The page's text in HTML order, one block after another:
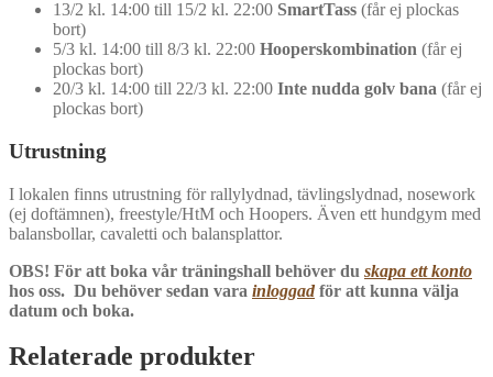
13/2 kl. 14:00 till 15/2 kl. 22:00 SmartTass (får ej plockas
bort)
5/3 kl. 14:00 till 8/3 kl. 22:00 Hooperskombination (får ej
plockas bort)
20/3 kl. 14:00 till 22/3 kl. 22:00 Inte nudda golv bana (får ej
plockas bort)
Utrustning
I lokalen finns utrustning för rallylydnad, tävlingslydnad, nosework
(ej doftämnen), freestyle/HtM och Hoopers. Även ett hundgym med
balansbollar, cavaletti och balansplattor.
OBS! För att boka vår träningshall behöver du skapa ett konto
hos oss. Du behöver sedan vara inloggadför att kunna välja
datum och boka.
Relaterade produkter